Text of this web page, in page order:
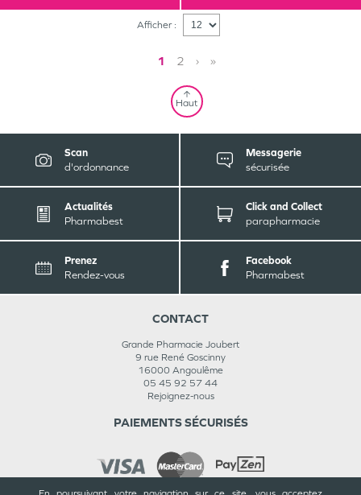
Afficher :
1 2 › »
Haut
Scan
d'ordonnance
Messagerie
sécurisée
Actualités
Pharmabest
Click and Collect
parapharmacie
Prenez
Rendez-vous
Facebook
Pharmabest
CONTACT
Grande Pharmacie Joubert
9 rue René Goscinny
16000 Angoulême
05 45 92 57 44
Rejoignez-nous
PAIEMENTS SÉCURISÉS